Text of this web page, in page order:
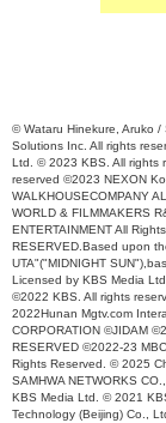
© Wataru Hinekure, Aruko
Solutions Inc. All rights
Ltd. © 2023 KBS. All rights
reserved ©2023 NEXON
WALKHOUSECOMPANY
WORLD & FILMMAKERS
ENTERTAINMENT All
RESERVED.Based upon
UTA"("MIDNIGHT
Licensed by KBS Media
©2022 KBS. All rights
2022Hunan Mgtv.com
CORPORATION ©JIDAM
RESERVED ©2022-23
Rights Reserved. © 2025
SAMHWA NETWORKS
KBS Media Ltd. © 2021
Technology (Beijing) Co.,